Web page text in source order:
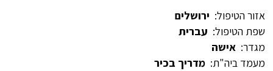
אזור הטיפול: ירושלים
שפת הטיפול: עברית
מגדר: אישה
מעמד ביה"ת: מדריך בכיר